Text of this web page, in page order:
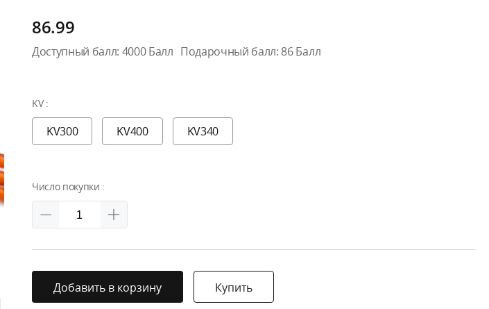
86.99
Доступный балл: 4000Балл Подарочный балл: 86Балл
KV :
KV300 KV400 KV340
Число покупки :
Добавить в корзину Купить